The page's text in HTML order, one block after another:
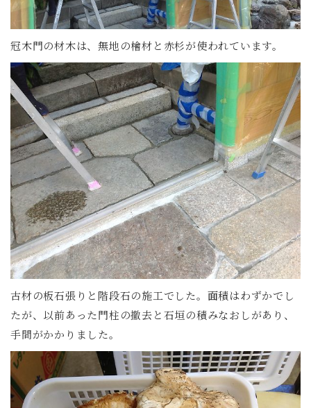
冠木門の材木は、無地の檜材と赤杉が使われています。
古材の板石張りと階段石の施工でした。面積はわずかでし
たが、以前あった門柱の撤去と石垣の積みなおしがあり、
手間がかかりました。